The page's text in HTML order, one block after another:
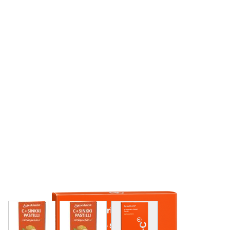
View larger imageView larger imageView larger image